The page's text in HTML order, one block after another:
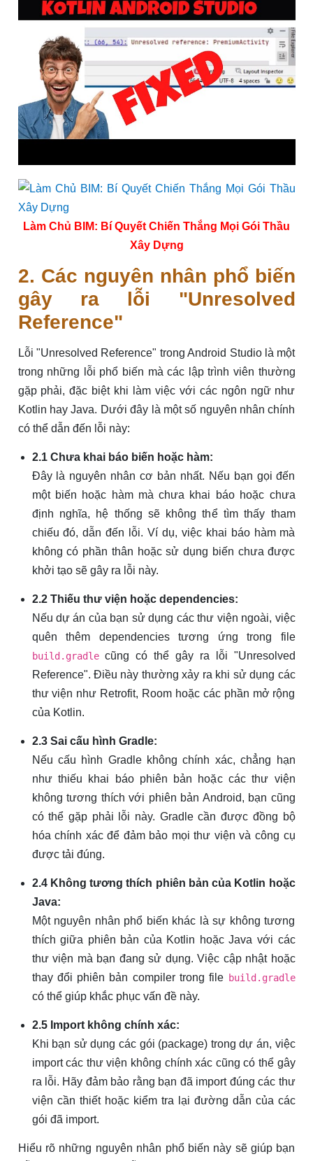
Làm Chủ BIM: Bí Quyết Chiến Thắng Mọi Gói Thầu
Xây Dựng
2. Các nguyên nhân phổ biến
gây ra lỗi "Unresolved
Reference"
Lỗi "Unresolved Reference" trong Android Studio là một
trong những lỗi phổ biến mà các lập trình viên thường
gặp phải, đặc biệt khi làm việc với các ngôn ngữ như
Kotlin hay Java. Dưới đây là một số nguyên nhân chính
có thể dẫn đến lỗi này:
2.1 Chưa khai báo biến hoặc hàm:
Đây là nguyên nhân cơ bản nhất. Nếu bạn gọi đến
một biến hoặc hàm mà chưa khai báo hoặc chưa
định nghĩa, hệ thống sẽ không thể tìm thấy tham
chiếu đó, dẫn đến lỗi. Ví dụ, việc khai báo hàm mà
không có phần thân hoặc sử dụng biến chưa được
khởi tạo sẽ gây ra lỗi này.
2.2 Thiếu thư viện hoặc dependencies:
Nếu dự án của bạn sử dụng các thư viện ngoài, việc
quên thêm dependencies tương ứng trong file
build.gradlecũng có thể gây ra lỗi "Unresolved
Reference". Điều này thường xảy ra khi sử dụng các
thư viện như Retrofit, Room hoặc các phần mở rộng
của Kotlin.
2.3 Sai cấu hình Gradle:
Nếu cấu hình Gradle không chính xác, chẳng hạn
như thiếu khai báo phiên bản hoặc các thư viện
không tương thích với phiên bản Android, bạn cũng
có thể gặp phải lỗi này. Gradle cần được đồng bộ
hóa chính xác để đảm bảo mọi thư viện và công cụ
được tải đúng.
2.4 Không tương thích phiên bản của Kotlin hoặc
Java:
Một nguyên nhân phổ biến khác là sự không tương
thích giữa phiên bản của Kotlin hoặc Java với các
thư viện mà bạn đang sử dụng. Việc cập nhật hoặc
thay đổi phiên bản compiler trong file build.gradle
có thể giúp khắc phục vấn đề này.
2.5 Import không chính xác:
Khi bạn sử dụng các gói (package) trong dự án, việc
import các thư viện không chính xác cũng có thể gây
ra lỗi. Hãy đảm bảo rằng bạn đã import đúng các thư
viện cần thiết hoặc kiểm tra lại đường dẫn của các
gói đã import.
Hiểu rõ những nguyên nhân phổ biến này sẽ giúp bạn